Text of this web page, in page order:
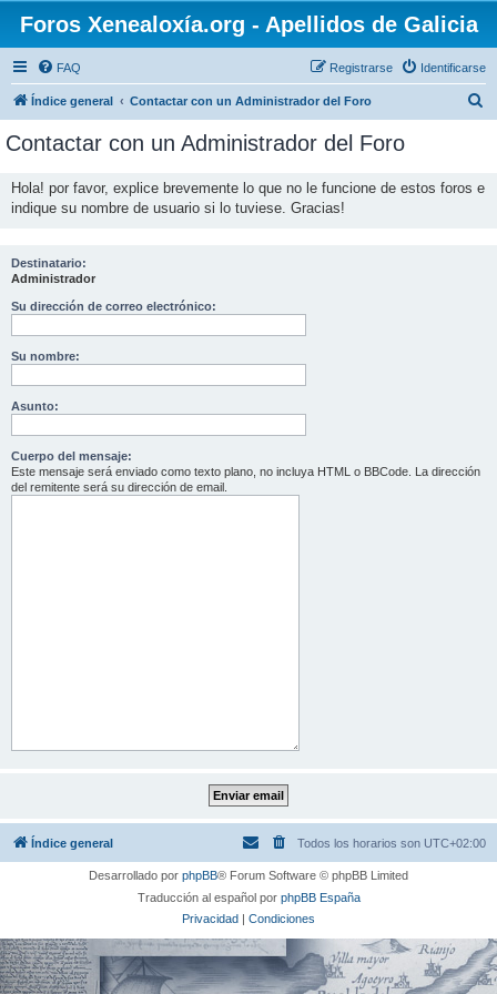
Foros Xenealoxía.org - Apellidos de Galicia
FAQ Identificarse
Registrarse
Índice general Contactar con un Administrador del Foro
Contactar con un Administrador del Foro
Hola! por favor, explice brevemente lo que no le funcione de estos foros e
indique su nombre de usuario si lo tuviese. Gracias!
Destinatario:
Administrador
Su dirección de correo electrónico:
Su nombre:
Asunto:
Cuerpo del mensaje:
Este mensaje será enviado como texto plano, no incluya HTML o BBCode. La dirección
del remitente será su dirección de email.
Índice general Todos los horarios son UTC+02:00
Desarrollado por phpBB® Forum Software © phpBB Limited
Traducción al español por phpBB España
Privacidad | Condiciones